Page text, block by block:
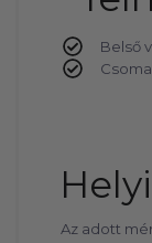
Belső
Az adott